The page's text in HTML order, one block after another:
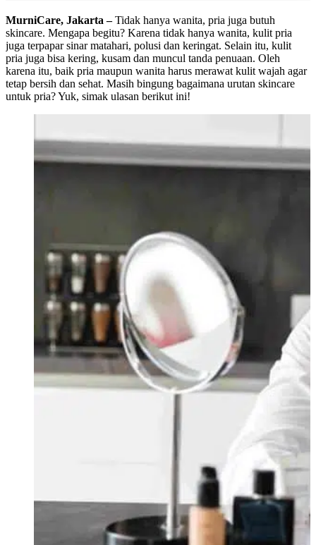
MurniCare, Jakarta –Tidak hanya wanita, pria juga butuh
skincare. Mengapa begitu? Karena tidak hanya wanita, kulit pria
juga terpapar sinar matahari, polusi dan keringat. Selain itu, kulit
pria juga bisa kering, kusam dan muncul tanda penuaan. Oleh
karena itu, baik pria maupun wanita harus merawat kulit wajah agar
tetap bersih dan sehat. Masih bingung bagaimana urutan skincare
untuk pria? Yuk, simak ulasan berikut ini!